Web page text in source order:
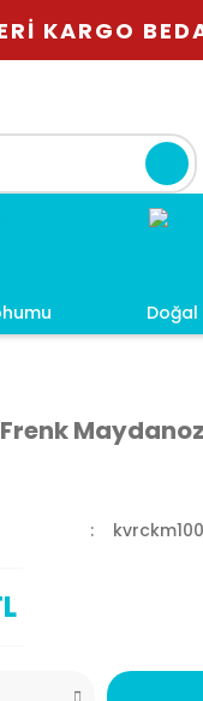
KARGO
Doğal
Frenk